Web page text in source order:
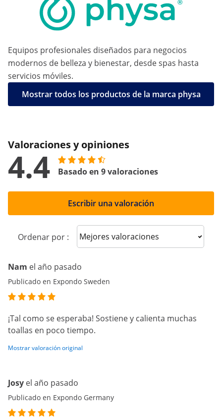
Equipos profesionales diseñados para negocios
modernos de belleza y bienestar, desde spas hasta
servicios móviles.
Mostrar todos los productos de la marca physa
Valoraciones y opiniones
4.4 Basado en 9 valoraciones
Escribir una valoración
Ordenar por : Sort reviews
Nam el año pasado
Publicado en Expondo Sweden
¡Tal como se esperaba! Sostiene y calienta muchas
toallas en poco tiempo.
Mostrar valoración original
Josy el año pasado
Publicado en Expondo Germany